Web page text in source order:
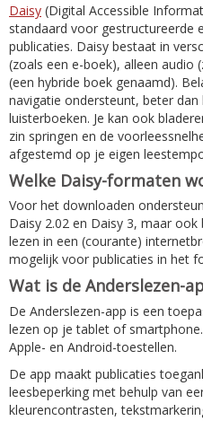
Daisy (Digital Accessible
standaard voor gestructureerde
publicaties. Daisy bestaat in
(zoals een e-boek), alleen audio
(een hybride boek genaamd).
navigatie ondersteunt, beter
luisterboeken. Je kan ook
zin springen en de
afgestemd op je eigen
Welke Daisy-formaten
Voor het downloaden
Daisy 2.02 en Daisy 3, maar
lezen in een (courante)
mogelijk voor publicaties in het
Wat is de Anderslezen-
De Anderslezen-app is een
lezen op je tablet of
Apple- en Android-toestellen.
De app maakt publicaties
leesbeperking met behulp van
kleurencontrasten,